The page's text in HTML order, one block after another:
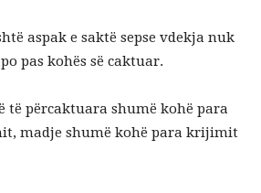
aspak e saktë sepse vdekja nuk
pas kohës së caktuar.
të përcaktuara shumë kohë para
madje shumë kohë para krijimit